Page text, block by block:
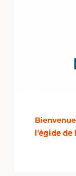
l'égide de